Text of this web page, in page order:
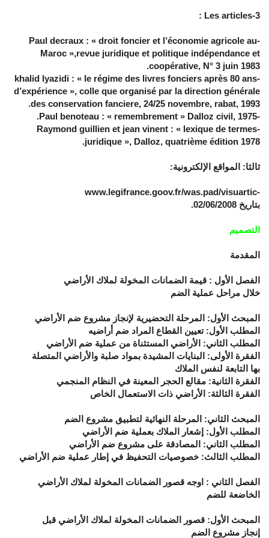
3-Les articles :
-Paul decraux : « droit foncier et l’économie agricole au
Maroc »,revue juridique et politique indépendance et
coopérative, N° 3 juin 1983.
-khalid lyazidi : « le régime des livres fonciers après 80 ans
d’expérience », colle que organisé par la direction générale
des conservation fanciere, 24/25 novembre, rabat, 1993.
-Paul benoteau : « remembrement » Dalloz civil, 1975.
-Raymond guillien et jean vinent : « lexique de termes
juridique », Dalloz, quatrième édition 1978.
ثالثا: المواقع الإلكترونية:
-www.legifrance.goov.fr/was.pad/visuartic
بتاريخ 02/06/2008.
التصميم
المقدمة
الفصل الأول : قيمة الضمانات المخولة لملاك الأراضي
خلال مراحل عملية الضم
المبحث الأول: المرحلة التحضيرية لإنجاز مشروع ضم الأراضي
المطلب الأول: تعيين القطاع المراد ضم أراضيه
المطلب الثاني: الأراضي المستثناة من عملية ضم الأراضي
الفقرة الأولى: البنايات المشيدة بمواد صلبة والأراضي المتصلة
بها التابعة لنفس الملاك
الفقرة الثانية: مقالع الحجر المعينة في النظام المنجمي
الفقرة الثالثة: الأراضي ذات الاستعمال الخاص
المبحث الثاني: المرحلة النهائية لتطبيق مشروع الضم
المطلب الأول: إشعار الملاك بعملية ضم الأراضي
المطلب الثاني: المصادقة على مشروع ضم الأراضي
المطلب الثالث: خصوصيات التحفيظ في إطار عملية ضم الأراضي
الفصل الثاني : اوجه قصور الضمانات المخولة لملاك الأراضي
الخاضعة للضم
المبحث الأول: قصور الضمانات المخولة لملاك الأراضي قبل
إنجاز مشروع الضم